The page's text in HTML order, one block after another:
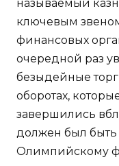
называемый
ключевым
финансовых
очередной раз
безыдейные
оборотах,
завершились
должен был быть
Олимпийскому